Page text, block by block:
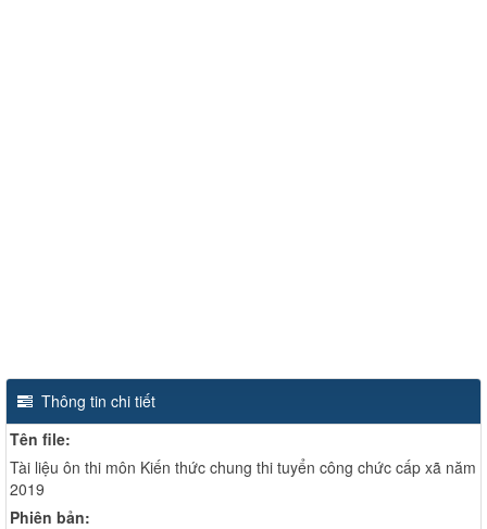
Thông tin chi tiết
Tên file:
Tài liệu ôn thi môn Kiến thức chung thi tuyển công chức cấp xã năm
2019
Phiên bản: